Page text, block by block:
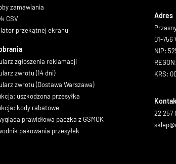
zamawiania
CSV
przekątnej ekranu
zgłoszenia reklamacji
zwrotu (14 dni)
zwrotu (Dostawa Warszawa)
uszkodzona przesyłka
kody rabatowe
prawidłowa paczka z GSMOK
pakowania przesyłek
Adres
01-756
NIP:
KRS:
22 257